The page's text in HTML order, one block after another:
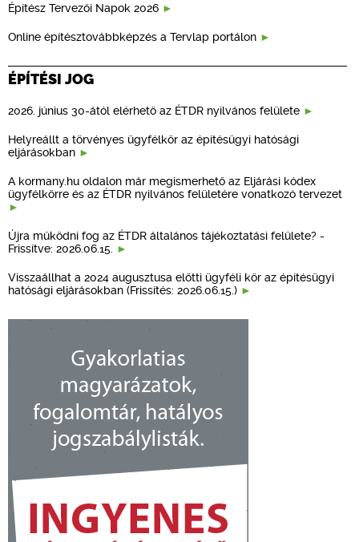
Építész Tervezői Napok 2026
Online építésztovábbképzés a Tervlap portálon
ÉPÍTÉSI JOG
2026. június 30-ától elérhető az ÉTDR nyilvános felülete
Helyreállt a törvényes ügyfélkör az építésügyi hatósági
eljárásokban
A kormany.hu oldalon már megismerhető az Eljárási kódex
ügyfélkörre és az ÉTDR nyilvános felületére vonatkozó tervezet
Újra működni fog az ÉTDR általános tájékoztatási felülete? -
Frissítve: 2026.06.15.
Visszaállhat a 2024 augusztusa előtti ügyféli kör az építésügyi
hatósági eljárásokban (Frissítés: 2026.06.15.)